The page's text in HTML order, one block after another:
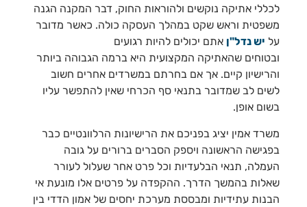
לכללי אתיקה נוקשים ולהוראות החוק, דבר המקנה הגנה
משפטית וראש שקט במהלך העסקה כולה. כאשר מדובר
על יש נדל"ן אתם יכולים להיות רגועים
ובטוחים שהאתיקה המקצועית היא ברמה הגבוהה ביותר
והרישיון קיים. אך אם בחרתם במשרדים אחרים חשוב
לשים לב שמדובר בתנאי סף הכרחי שאין להתפשר עליו
בשום אופן.
משרד אמין יציג בפניכם את הרישיונות הרלוונטיים כבר
בפגישה הראשונה ויספק הסברים ברורים על גובה
העמלה, תנאי הבלעדיות וכל פרט אחר שעלול לעורר
שאלות בהמשך הדרך. ההקפדה על פרטים אלו מונעת אי
הבנות עתידיות ומבססת מערכת יחסים של אמון הדדי בין